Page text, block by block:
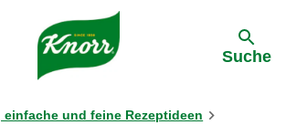
Suche
einfache und feine Rezeptideen